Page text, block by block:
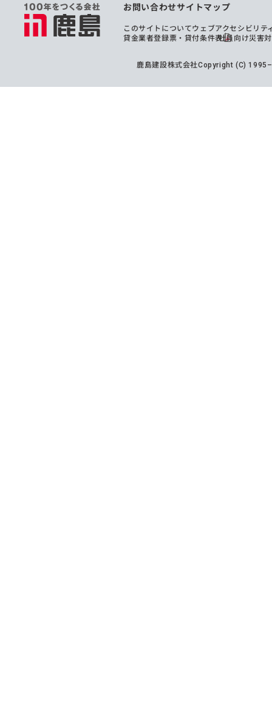
お問い合わせサイトマップ
このサイトについてウェブアクセシビリテ
貸金業者登録票・貸付条件表社員向け災害
鹿島建設株式会社Copyright (C)